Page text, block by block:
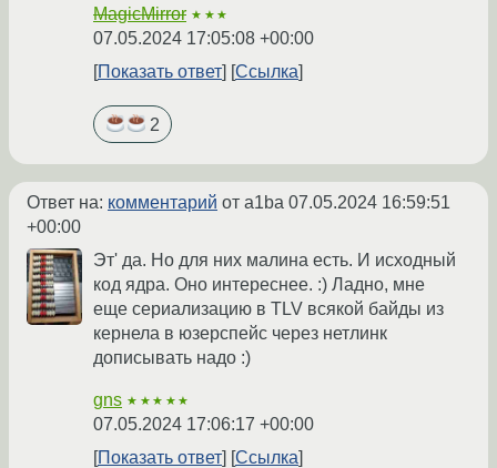
MagicMirror ★★★
07.05.2024 17:05:08 +00:00
Показать ответ
Ссылка
2
Ответ на: комментарий от a1ba 07.05.2024 16:59:51
+00:00
Эт' да. Но для них малина есть. И исходный
код ядра. Оно интереснее. :) Ладно, мне
еще сериализацию в TLV всякой байды из
кернела в юзерспейс через нетлинк
дописывать надо :)
gns ★★★★★
07.05.2024 17:06:17 +00:00
Показать ответ
Ссылка